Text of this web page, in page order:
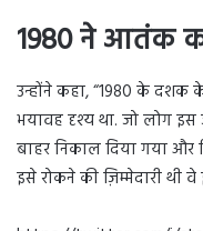
1980 ने आतंक
उन्होंने कहा, “1980 के
भयावह दृश्य था. जो लोग
बाहर निकाल दिया गया और
इसे रोकने की ज़िम्मेदारी थी